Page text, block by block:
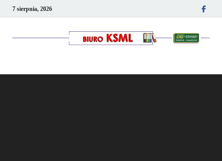
7 sierpnia, 2026